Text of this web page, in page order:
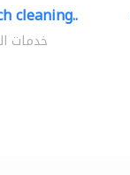
cleaning..
خدمات